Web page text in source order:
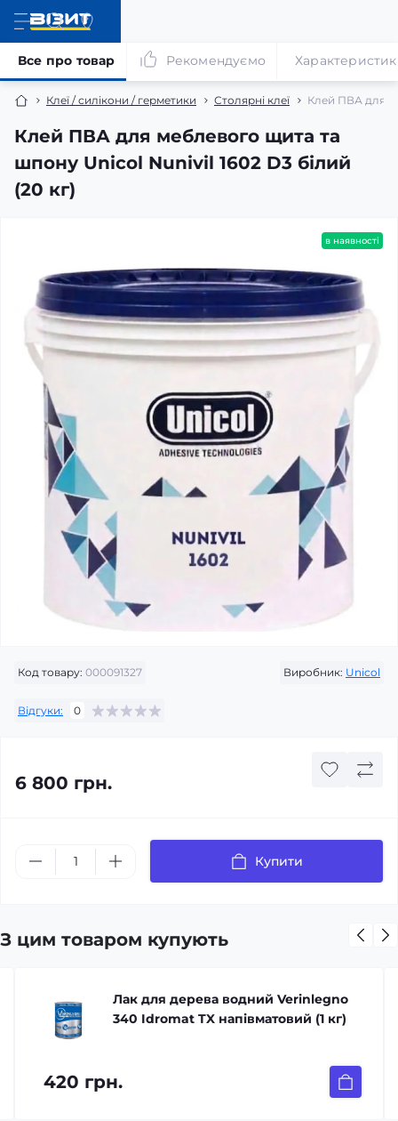
Клеї / силікони / герметики Столярні клеї Клей ПВА для
Клей ПВА для меблевого щита та
шпону Unicol Nunivil 1602 D3 білий
(20 кг)
Все про товар Рекомендуємо
в наявності
Код товару: 000091327 Виробник: Unicol
Відгуки: 0
6 800 грн.
Купити
З цим товаром купують
Лак для дерева водний Verinlegno
340 Idromat TX напівматовий (1 кг)
420 грн.